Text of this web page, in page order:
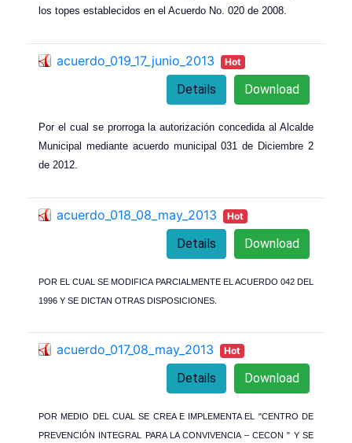
los topes establecidos en el Acuerdo No. 020 de 2008.
acuerdo_019_17_junio_2013 Hot
Download
Details
Por el cual se prorroga la autorización concedida al Alcalde
Municipal mediante acuerdo municipal 031 de Diciembre 2
de 2012.
acuerdo_018_08_may_2013 Hot
Download
Details
POR EL CUAL SE MODIFICA PARCIALMENTE EL ACUERDO 042 DEL
1996 Y SE DICTAN OTRAS DISPOSICIONES.
acuerdo_017_08_may_2013 Hot
Download
Details
POR MEDIO DEL CUAL SE CREA E IMPLEMENTA EL "CENTRO DE
PREVENCIÓN INTEGRAL PARA LA CONVIVENCIA – CECON " Y SE